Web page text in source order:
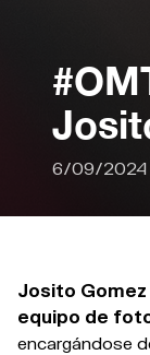
6/09/2024
Josito
equipo de
encargándose